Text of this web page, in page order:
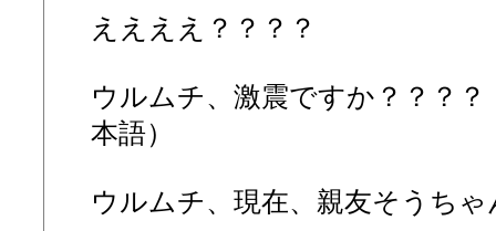
ええええ？？？？
ウルムチ、激震ですか？？？
本語）
ウルムチ、現在、親友そうち